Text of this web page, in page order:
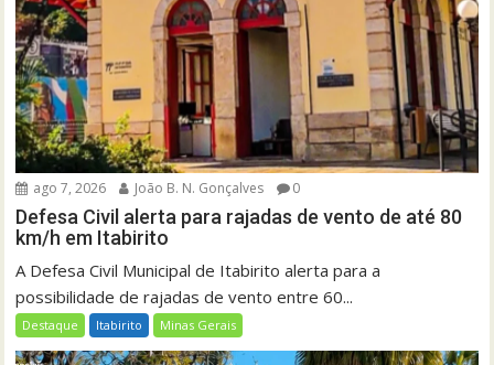
ago 7, 2026 João B. N. Gonçalves 0
Defesa Civil alerta para rajadas de vento de até 80
km/h em Itabirito
A Defesa Civil Municipal de Itabirito alerta para a
possibilidade de rajadas de vento entre 60...
Destaque Itabirito Minas Gerais